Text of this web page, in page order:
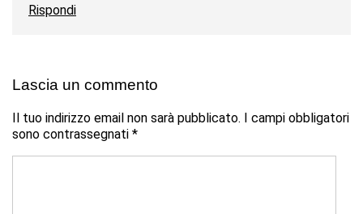
Rispondi
Lascia un commento
Il tuo indirizzo email non sarà pubblicato. I campi obbligatori
sono contrassegnati *